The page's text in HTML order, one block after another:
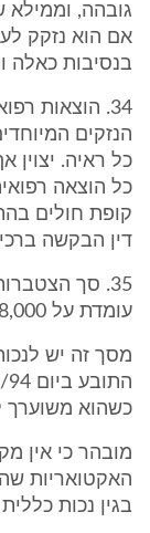
אם הוא נזקק
בנסיבות כאלה
34. הוצאות
הנזקים
כל ראיה. יצוין
כל הוצאה
קופת חולים
דין הבקשה
עומדת על 18,000 ₪.
מסך זה יש
כשהוא משוערך
מובהר כי אין
האקטואריות
בגין נכות